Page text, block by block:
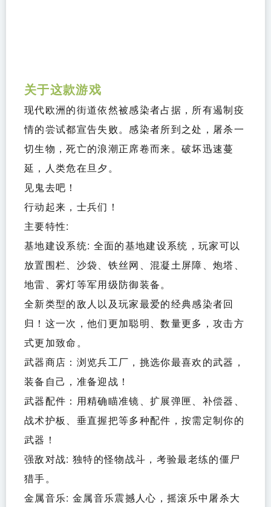
关于这款游戏
现代欧洲的街道依然被感染者占据，所有遏制疫
情的尝试都宣告失败。感染者所到之处，屠杀一
切生物，死亡的浪潮正席卷而来。破坏迅速蔓
延，人类危在旦夕。
见鬼去吧！
行动起来，士兵们！
主要特性:
基地建设系统: 全面的基地建设系统，玩家可以
放置围栏、沙袋、铁丝网、混凝土屏障、炮塔、
地雷、雾灯等军用级防御装备。
全新类型的敌人以及玩家最爱的经典感染者回
归！这一次，他们更加聪明、数量更多，攻击方
式更加致命。
武器商店：浏览兵工厂，挑选你最喜欢的武器，
装备自己，准备迎战！
武器配件：用精确瞄准镜、扩展弹匣、补偿器、
战术护板、垂直握把等多种配件，按需定制你的
武器！
强敌对战: 独特的怪物战斗，考验最老练的僵尸
猎手。
金属音乐: 金属音乐震撼人心，摇滚乐中屠杀大